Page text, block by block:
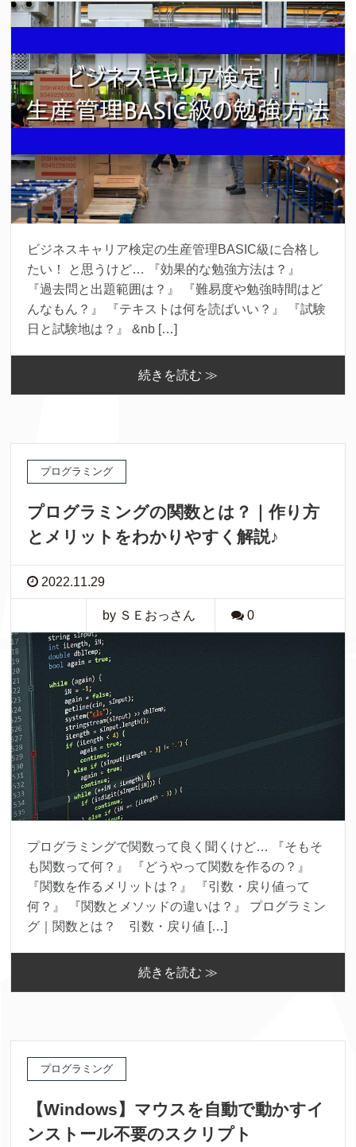
ビジネスキャリア検定の生産管理BASIC級に合格し
たい！ と思うけど… 『効果的な勉強方法は？』
『過去問と出題範囲は？』 『難易度や勉強時間はど
んなもん？』 『テキストは何を読ばいい？』 『試験
日と試験地は？』 &nb […]
続きを読む ≫
プログラミング
プログラミングの関数とは？｜作り方
とメリットをわかりやすく解説♪
2022.11.29
by ＳＥおっさん 0
プログラミングで関数って良く聞くけど… 『そもそ
も関数って何？』 『どうやって関数を作るの？』
『関数を作るメリットは？』 『引数・戻り値って
何？』 『関数とメソッドの違いは？』 プログラミン
グ｜関数とは？ 引数・戻り値 […]
続きを読む ≫
プログラミング
【Windows】マウスを自動で動かすイ
ンストール不要のスクリプト